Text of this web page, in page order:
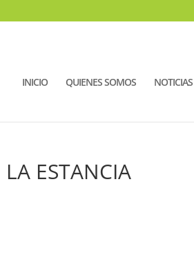
INICIO QUIENES SOMOS NOTICIAS
ESTANCIA